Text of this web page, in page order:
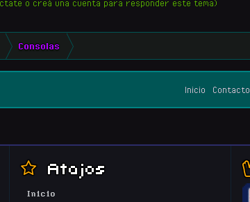
o creá una cuenta para responder este tema)
Consolas
Inicio Contacto
Atajos
Inicio